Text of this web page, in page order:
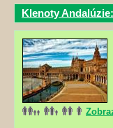
Klenoty